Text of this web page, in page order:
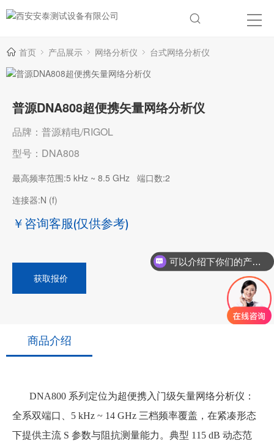
首页 产品展示 网络分析仪 台式网络分析仪
普源DNA808超便携矢量网络分析仪
品牌：普源精电/RIGOL
型号：DNA808
最高频率范围:5 kHz ~ 8.5 GHz 端口数:2
连接器:N (f)
￥咨询客服(仅供参考)
获取报价
商品介绍
DNA800 系列定位为超便携入门级矢量网络分析仪：
全系双端口、5 kHz ~ 14 GHz 三档频率覆盖，在紧凑形态
下提供主流 S 参数与阻抗测量能力。典型 115 dB 动态范
可以介绍下你们的产品么？